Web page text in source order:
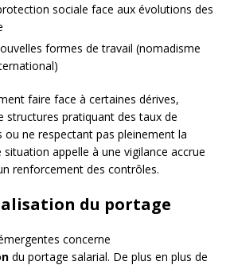
sociale face aux évolutions des
formes de travail (nomadisme
faire face à certaines dérives,
structures pratiquant des taux de
ne respectant pas pleinement la
appelle à une vigilance accrue
renforcement des contrôles.
du portage
concerne
du portage salarial. De plus en plus de